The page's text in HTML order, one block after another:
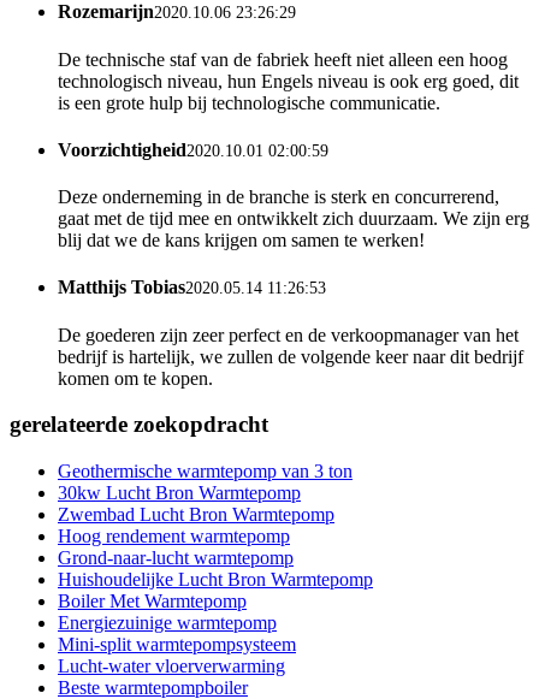
Rozemarijn2020.10.06 23:26:29
De technische staf van de fabriek heeft niet alleen een hoog
technologisch niveau, hun Engels niveau is ook erg goed, dit
is een grote hulp bij technologische communicatie.
Voorzichtigheid2020.10.01 02:00:59
Deze onderneming in de branche is sterk en concurrerend,
gaat met de tijd mee en ontwikkelt zich duurzaam. We zijn erg
blij dat we de kans krijgen om samen te werken!
Matthijs Tobias2020.05.14 11:26:53
De goederen zijn zeer perfect en de verkoopmanager van het
bedrijf is hartelijk, we zullen de volgende keer naar dit bedrijf
komen om te kopen.
gerelateerde zoekopdracht
Geothermische warmtepomp van 3 ton
30kw Lucht Bron Warmtepomp
Zwembad Lucht Bron Warmtepomp
Hoog rendement warmtepomp
Grond-naar-lucht warmtepomp
Huishoudelijke Lucht Bron Warmtepomp
Boiler Met Warmtepomp
Energiezuinige warmtepomp
Mini-split warmtepompsysteem
Lucht-water vloerverwarming
Beste warmtepompboiler